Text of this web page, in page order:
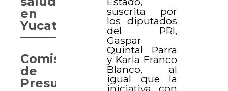
suscrita por
los diputados
del PRI,
Gaspar
Quintal Parra
y Karla Franco
Blanco, al
igual que la
iniciativa con
en
Yucatán
Comisión
de
Presupuesto